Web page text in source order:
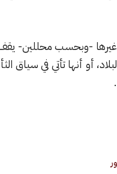
محللين- يقف وراءها إمّا
في سياق الثأر والعداوات